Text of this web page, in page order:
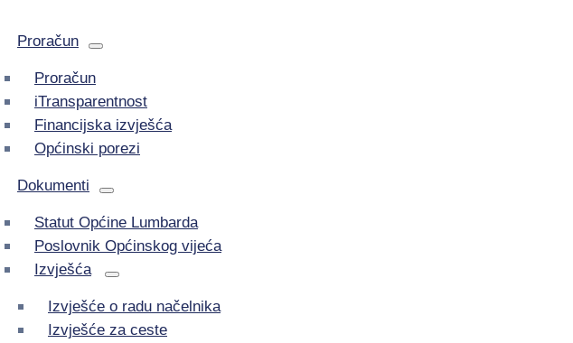
Proračun
Proračun
iTransparentnost
Financijska izvješća
Općinski porezi
Dokumenti
Statut Općine Lumbarda
Poslovnik Općinskog vijeća
Izvješća
Izvješće o radu načelnika
Izvješće za ceste